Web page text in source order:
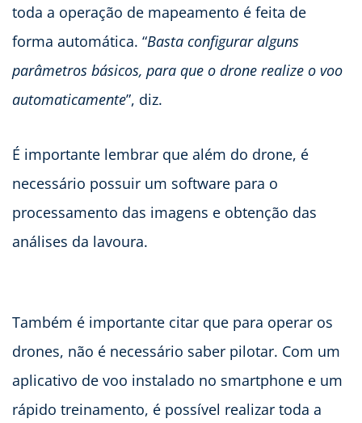
toda a operação de mapeamento é feita de
forma automática. “Basta configurar alguns
parâmetros básicos, para que o drone realize o voo
automaticamente”, diz.
É importante lembrar que além do drone, é
necessário possuir um software para o
processamento das imagens e obtenção das
análises da lavoura.
Também é importante citar que para operar os
drones, não é necessário saber pilotar. Com um
aplicativo de voo instalado no smartphone e um
rápido treinamento, é possível realizar toda a